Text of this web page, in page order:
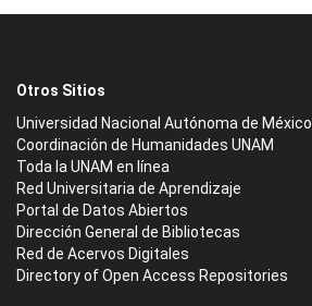
Otros Sitios
Universidad Nacional Autónoma de México
Coordinación de Humanidades UNAM
Toda la UNAM en línea
Red Universitaria de Aprendizaje
Portal de Datos Abiertos
Dirección General de Bibliotecas
Red de Acervos Digitales
Directory of Open Access Repositories